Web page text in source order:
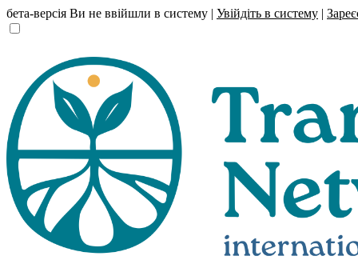
бета-версія Ви не ввійшли в систему | Увійдіть в систему |